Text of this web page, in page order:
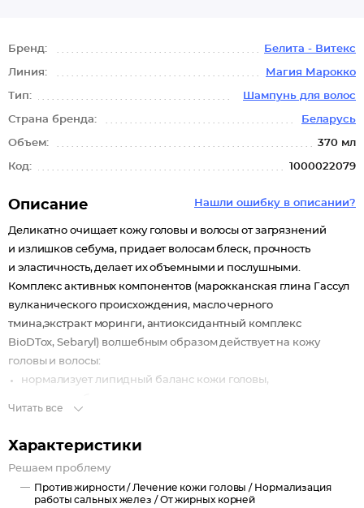
Бренд: Белита - Витекс
Линия: Магия Марокко
Тип: Шампунь для волос
Страна бренда: Беларусь
Объем: 370 мл
Код: 1000022079
Нашли ошибку в описании?
Описание
Деликатно очищает кожу головы и волосы от загрязнений
и излишков себума, придает волосам блеск, прочность
и эластичность, делает их объемными и послушными.
Комплекс активных компонентов (марокканская глина Гассул
вулканического происхождения, масло черного
тмина,экстракт моринги, антиоксидантный комплекс
BioDTox, Sebaryl) волшебным образом действует на кожу
головы и волосы:
нормализует липидный баланс кожи головы,
поврежденных участков,
придает блеск и сияние,
защищает от негативного воздействия окружающей среды.
Читать все
Характеристики
Решаем проблему
Против жирности / Лечение кожи головы / Нормализация
работы сальных желез /От жирных корней